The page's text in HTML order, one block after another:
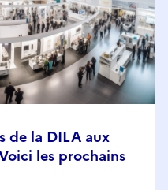
de la DILA aux
les prochains